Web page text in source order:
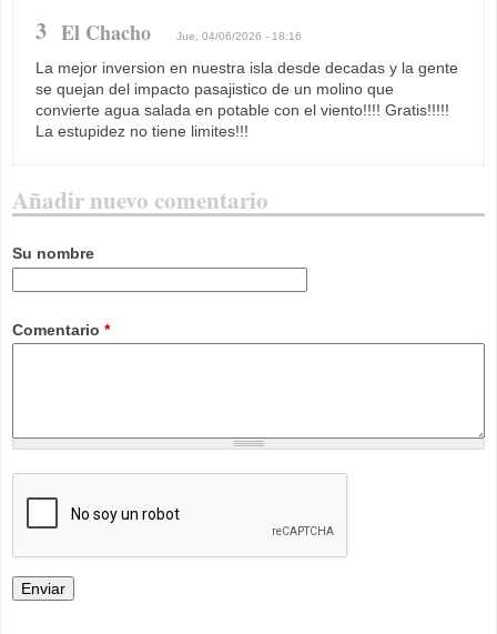
3 El Chacho Jue, 04/06/2026 - 18:16
La mejor inversion en nuestra isla desde decadas y la gente
se quejan del impacto pasajistico de un molino que
convierte agua salada en potable con el viento!!!! Gratis!!!!!
La estupidez no tiene limites!!!
Añadir nuevo comentario
Su nombre
Comentario *